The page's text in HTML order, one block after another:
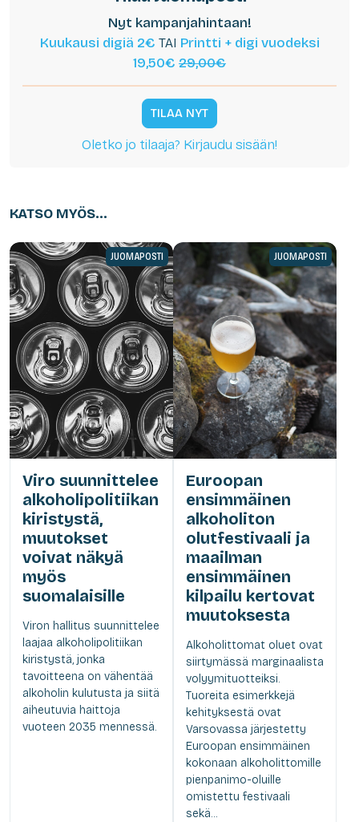
Nyt kampanjahintaan!
Kuukausi digiä 2€ TAI Printti + digi vuodeksi
19,50€ 29,00€
TILAA NYT
Oletko jo tilaaja? Kirjaudu sisään!
KATSO MYÖS...
JUOMAPOSTI
Viro suunnittelee
alkoholipolitiikan
kiristystä,
muutokset
voivat näkyä
myös
suomalaisille
Viron hallitus suunnittelee
laajaa alkoholipolitiikan
kiristystä, jonka
tavoitteena on vähentää
alkoholin kulutusta ja siitä
aiheutuvia haittoja
vuoteen 2035 mennessä.
JUOMAPOSTI
Euroopan
ensimmäinen
alkoholiton
olutfestivaali ja
maailman
ensimmäinen
kilpailu kertovat
muutoksesta
Alkoholittomat oluet ovat
siirtymässä marginaalista
volyymituotteiksi.
Tuoreita esimerkkejä
kehityksestä ovat
Varsovassa järjestetty
Euroopan ensimmäinen
kokonaan alkoholittomille
pienpanimo-oluille
omistettu festivaali
sekä...